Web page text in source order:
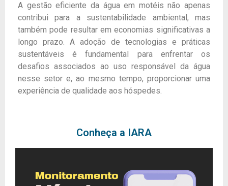
A gestão eficiente da água em motéis não apenas
contribui para a sustentabilidade ambiental, mas
também pode resultar em economias significativas a
longo prazo. A adoção de tecnologias e práticas
sustentáveis é fundamental para enfrentar os
desafios associados ao uso responsável da água
nesse setor e, ao mesmo tempo, proporcionar uma
experiência de qualidade aos hóspedes.
Conheça a IARA